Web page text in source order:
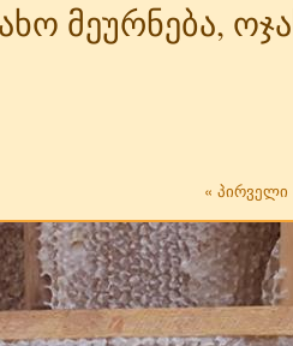
მეურნება,
« პირველი